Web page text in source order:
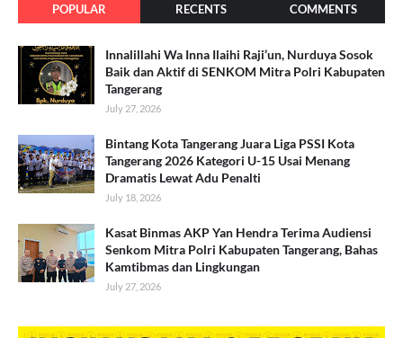
POPULAR RECENTS COMMENTS
Innalillahi Wa Inna Ilaihi Raji’un, Nurduya Sosok
Baik dan Aktif di SENKOM Mitra Polri Kabupaten
Tangerang
July 27, 2026
Bintang Kota Tangerang Juara Liga PSSI Kota
Tangerang 2026 Kategori U-15 Usai Menang
Dramatis Lewat Adu Penalti
July 18, 2026
Kasat Binmas AKP Yan Hendra Terima Audiensi
Senkom Mitra Polri Kabupaten Tangerang, Bahas
Kamtibmas dan Lingkungan
July 27, 2026